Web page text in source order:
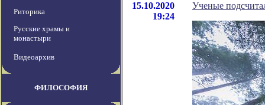
Риторика
Русские храмы и
монастыри
Видеоархив
ФИЛОСОФИЯ
15.10.2020
19:24
Ученые